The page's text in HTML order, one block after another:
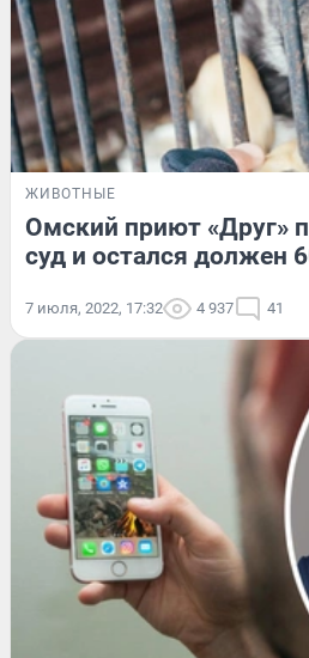
ЖИВОТНЫЕ
Омский приют «Друг»
суд и остался должен
7 июля, 2022, 17:32 4 937 41